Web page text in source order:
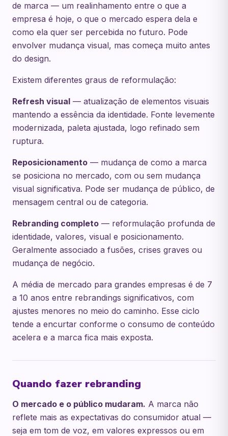
de marca — um realinhamento entre o que a
empresa é hoje, o que o mercado espera dela e
como ela quer ser percebida no futuro. Pode
envolver mudança visual, mas começa muito antes
do design.
Existem diferentes graus de reformulação:
Refresh visual — atualização de elementos visuais
mantendo a essência da identidade. Fonte levemente
modernizada, paleta ajustada, logo refinado sem
ruptura.
Reposicionamento — mudança de como a marca
se posiciona no mercado, com ou sem mudança
visual significativa. Pode ser mudança de público, de
mensagem central ou de categoria.
Rebranding completo — reformulação profunda de
identidade, valores, visual e posicionamento.
Geralmente associado a fusões, crises graves ou
mudança de negócio.
A média de mercado para grandes empresas é de 7
a 10 anos entre rebrandings significativos, com
ajustes menores no meio do caminho. Esse ciclo
tende a encurtar conforme o consumo de conteúdo
acelera e a marca fica mais exposta.
Quando fazer rebranding
O mercado e o público mudaram. A marca não
reflete mais as expectativas do consumidor atual —
seja em tom de voz, em valores expressos ou em